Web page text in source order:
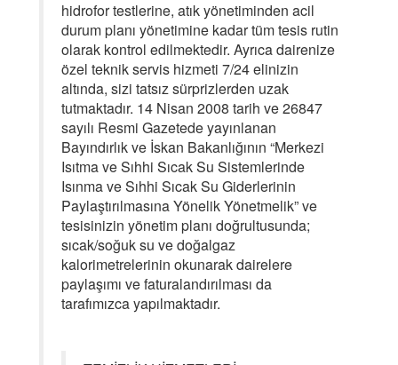
hidrofor testlerine, atık yönetiminden acil
durum planı yönetimine kadar tüm tesis rutin
olarak kontrol edilmektedir. Ayrıca dairenize
özel teknik servis hizmeti 7/24 elinizin
altında, sizi tatsız sürprizlerden uzak
tutmaktadır. 14 Nisan 2008 tarih ve 26847
sayılı Resmi Gazetede yayınlanan
Bayındırlık ve İskan Bakanlığının “Merkezi
Isıtma ve Sıhhi Sıcak Su Sistemlerinde
Isınma ve Sıhhi Sıcak Su Giderlerinin
Paylaştırılmasına Yönelik Yönetmelik” ve
tesisinizin yönetim planı doğrultusunda;
sıcak/soğuk su ve doğalgaz
kalorimetrelerinin okunarak dairelere
paylaşımı ve faturalandırılması da
tarafımızca yapılmaktadır.